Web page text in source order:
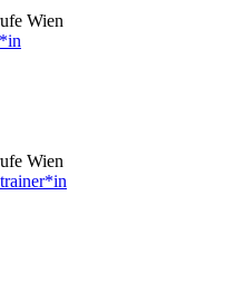
Wien
Wien